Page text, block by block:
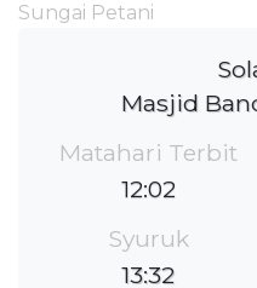
Sungai Petani
Masjid
Matahari Terbit
12:02
Syuruk
13:32